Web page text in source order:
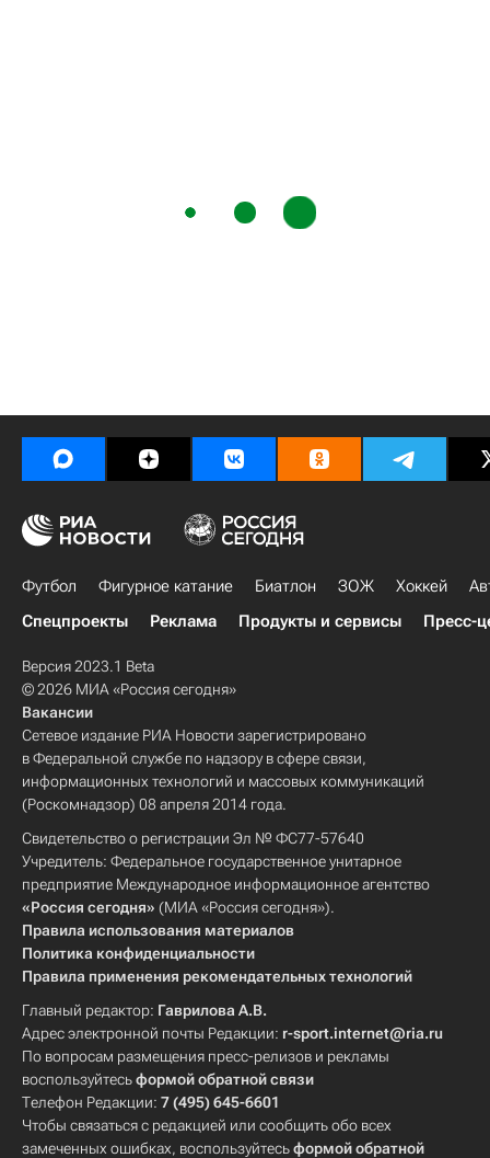
Футбол Фигурное катание Биатлон ЗОЖ Хоккей
Спецпроекты
Реклама Продукты и сервисы Пресс-
Версия 2023.1 Beta
© 2026 МИА «Россия сегодня»
Вакансии
Сетевое издание РИА Новости зарегистрировано
в Федеральной службе по надзору в сфере связи,
информационных технологий и массовых коммуникаций
(Роскомнадзор) 08 апреля 2014 года.
Свидетельство о регистрации Эл № ФС77-57640
Учредитель: Федеральное государственное унитарное
предприятие Международное информационное агентство
«Россия сегодня» (МИА «Россия сегодня»).
Правила использования материалов
Политика конфиденциальности
Правила применения рекомендательных технологий
Главный редактор: Гаврилова А.В.
Адрес электронной почты Редакции: r-sport.internet@ria.ru
По вопросам размещения пресс-релизов и рекламы
воспользуйтесьформой обратной связи
Телефон Редакции: 7 (495) 645-6601
Чтобы связаться с редакцией или сообщить обо всех
замеченных ошибках, воспользуйтесьформой обратной